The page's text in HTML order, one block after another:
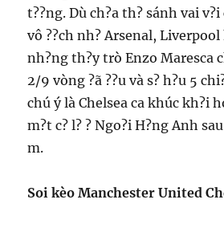
t??ng. Dù ch?a th? sánh vai v?i
vô ??ch nh? Arsenal,
nh?ng th?y trò Enzo Maresca
2/9 vòng ?ã ??u và s? h?u 5
chú ý là Chelsea ca khúc kh?i
m?t c? l? ? Ngo?i H?ng Anh
m.
Soi kèo Manchester United